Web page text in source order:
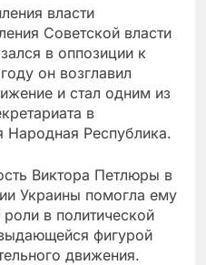
власти
Советской власти
в оппозиции к
он возглавил
и стал одним из
в
Народная Республика.
Виктора Петлюры в
Украины помогла ему
в политической
фигурой
движения.